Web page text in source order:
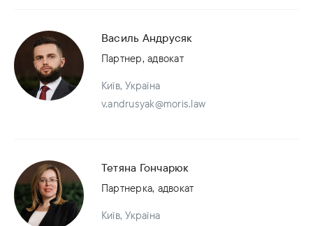
Василь Андрусяк
Партнер, адвокат
Київ, Україна
v.andrusyak@moris.law
Тетяна Гончарюк
Партнерка, адвокат
Київ, Україна